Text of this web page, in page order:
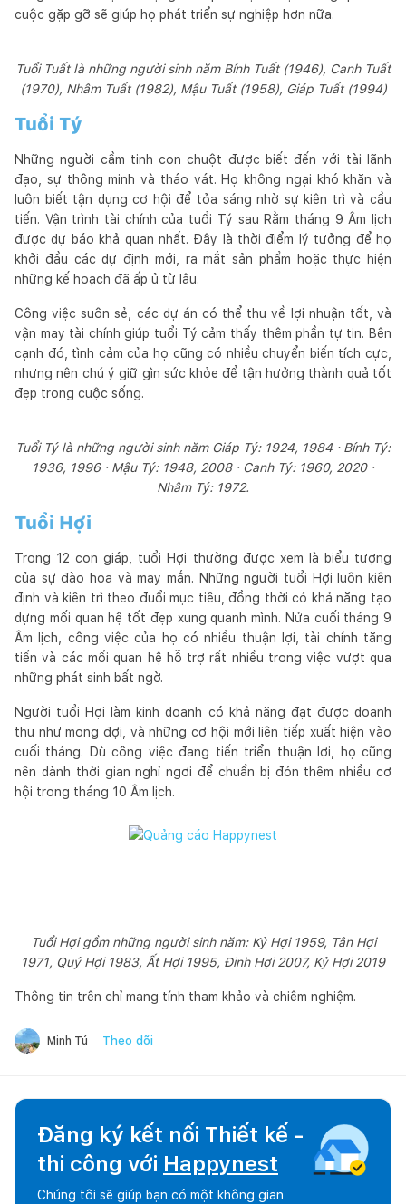
cuộc gặp gỡ sẽ giúp họ phát triển sự nghiệp hơn nữa.
Tuổi Tuất là những người sinh năm Bính Tuất (1946), Canh Tuất
(1970), Nhâm Tuất (1982), Mậu Tuất (1958), Giáp Tuất (1994)
Tuổi Tý
Những người cầm tinh con chuột được biết đến với tài lãnh
đạo, sự thông minh và tháo vát. Họ không ngại khó khăn và
luôn biết tận dụng cơ hội để tỏa sáng nhờ sự kiên trì và cầu
tiến. Vận trình tài chính của tuổi Tý sau Rằm tháng 9 Âm lịch
được dự báo khả quan nhất. Đây là thời điểm lý tưởng để họ
khởi đầu các dự định mới, ra mắt sản phẩm hoặc thực hiện
những kế hoạch đã ấp ủ từ lâu.
Công việc suôn sẻ, các dự án có thể thu về lợi nhuận tốt, và
vận may tài chính giúp tuổi Tý cảm thấy thêm phần tự tin. Bên
cạnh đó, tình cảm của họ cũng có nhiều chuyển biến tích cực,
nhưng nên chú ý giữ gìn sức khỏe để tận hưởng thành quả tốt
đẹp trong cuộc sống.
Tuổi Tý là những người sinh năm Giáp Tý: 1924, 1984 · Bính Tý:
1936, 1996 · Mậu Tý: 1948, 2008 · Canh Tý: 1960, 2020 ·
Nhâm Tý: 1972.
Tuổi Hợi
Trong 12 con giáp, tuổi Hợi thường được xem là biểu tượng
của sự đào hoa và may mắn. Những người tuổi Hợi luôn kiên
định và kiên trì theo đuổi mục tiêu, đồng thời có khả năng tạo
dựng mối quan hệ tốt đẹp xung quanh mình. Nửa cuối tháng 9
Âm lịch, công việc của họ có nhiều thuận lợi, tài chính tăng
tiến và các mối quan hệ hỗ trợ rất nhiều trong việc vượt qua
những phát sinh bất ngờ.
Người tuổi Hợi làm kinh doanh có khả năng đạt được doanh
thu như mong đợi, và những cơ hội mới liên tiếp xuất hiện vào
cuối tháng. Dù công việc đang tiến triển thuận lợi, họ cũng
nên dành thời gian nghỉ ngơi để chuẩn bị đón thêm nhiều cơ
hội trong tháng 10 Âm lịch.
Tuổi Hợi gồm những người sinh năm: Kỷ Hợi 1959, Tân Hợi
1971, Quý Hợi 1983, Ất Hợi 1995, Đinh Hợi 2007, Kỷ Hợi 2019
Thông tin trên chỉ mang tính tham khảo và chiêm nghiệm.
Minh Tú Theo dõi
Đăng ký kết nối Thiết kế -
thi công với Happynest
Chúng tôi sẽ giúp bạn có một không gian